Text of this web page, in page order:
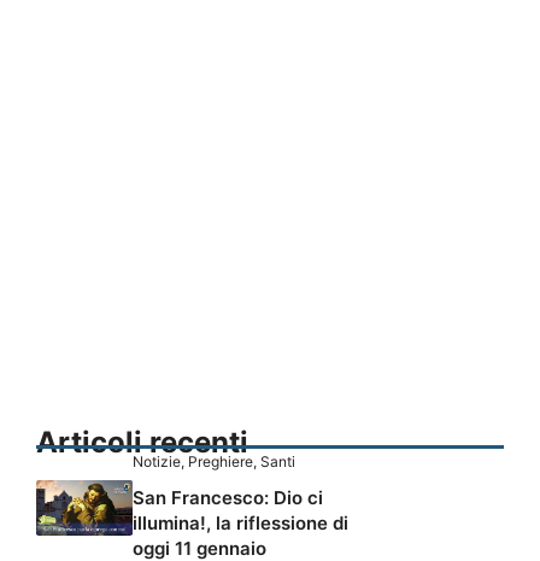
Articoli recenti
Notizie, Preghiere, Santi
San Francesco: Dio ci
illumina!, la riflessione di
oggi 11 gennaio